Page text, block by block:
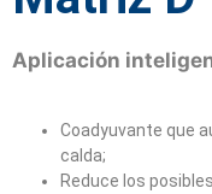
Aplicación
Coadyuvante que
calda;
Reduce los